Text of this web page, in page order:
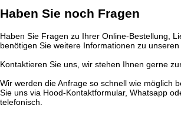
Haben Sie noch Fragen
Haben Sie Fragen zu Ihrer Online-Bestellung,
benötigen Sie weitere Informationen zu
Kontaktieren Sie uns, wir stehen Ihnen gerne
Wir werden die Anfrage so schnell wie möglich
Sie uns via Hood-Kontaktformular, Whatsapp
telefonisch.